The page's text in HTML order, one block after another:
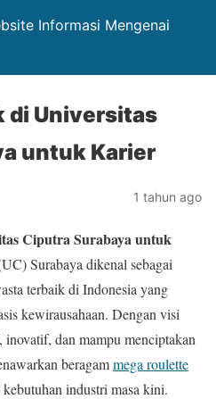
Informasi Mengenai
di Universitas
untuk Karier
1 tahun ago
Ciputra Surabaya untuk
Surabaya dikenal sebagai
terbaik di Indonesia yang
kewirausahaan. Dengan visi
dan mampu menciptakan
beragammega roulette
industri masa kini.